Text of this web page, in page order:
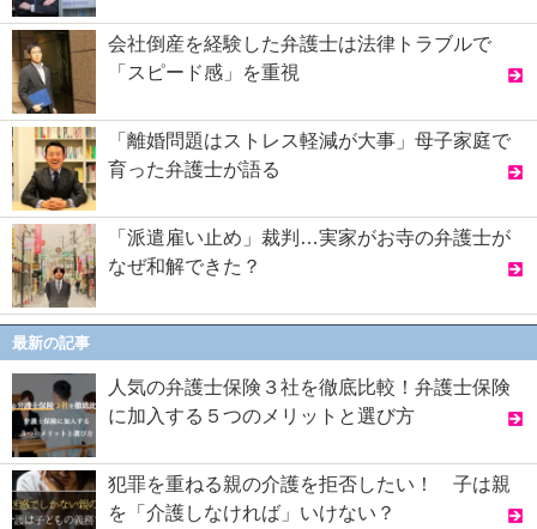
会社倒産を経験した弁護士は法律トラブルで
「スピード感」を重視
「離婚問題はストレス軽減が大事」母子家庭で
育った弁護士が語る
「派遣雇い止め」裁判…実家がお寺の弁護士が
なぜ和解できた？
最新の記事
人気の弁護士保険３社を徹底比較！弁護士保険
に加入する５つのメリットと選び方
犯罪を重ねる親の介護を拒否したい！ 子は親
を「介護しなければ」いけない？